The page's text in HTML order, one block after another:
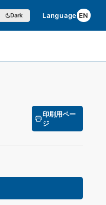
Dark Language EN
印刷用ペー
ジ